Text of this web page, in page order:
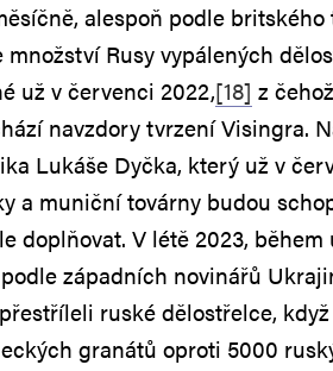
alespoň podle
množství Rusy vypálených
už v červenci 2022,[18] z
navzdory tvrzení Visingra.
Lukáše Dyčka, který už v
a muniční továrny budou
doplňovat. V létě 2023,
podle západních novinářů
ruské dělostřelce,
granátů oproti 5000